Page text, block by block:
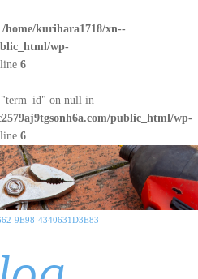
/home/kurihara1718/xn--
wp-
6
"term_id" on null in
public_html/wp-
6
9E98-4340631D3E83